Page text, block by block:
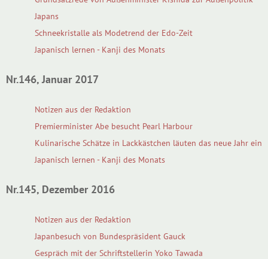
Japans
Schneekristalle als Modetrend der Edo-Zeit
Japanisch lernen - Kanji des Monats
Nr.146, Januar 2017
Notizen aus der Redaktion
Premierminister Abe besucht Pearl Harbour
Kulinarische Schätze in Lackkästchen läuten das neue Jahr ein
Japanisch lernen - Kanji des Monats
Nr.145, Dezember 2016
Notizen aus der Redaktion
Japanbesuch von Bundespräsident Gauck
Gespräch mit der Schriftstellerin Yoko Tawada